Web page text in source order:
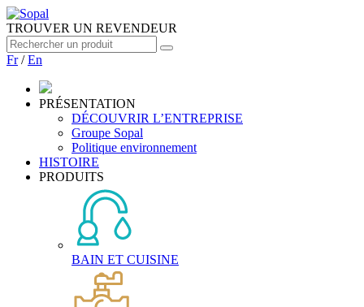
TROUVER UN REVENDEUR
Fr/En
PRÉSENTATION
DÉCOUVRIR L’ENTREPRISE
Groupe Sopal
Politique environnement
HISTOIRE
PRODUITS
BAIN ET CUISINE